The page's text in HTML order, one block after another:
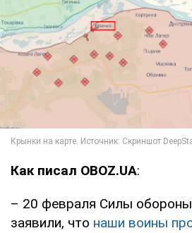
Как писал OBOZ.UA:
– 20 февраля Силы
заявили, что наши воины